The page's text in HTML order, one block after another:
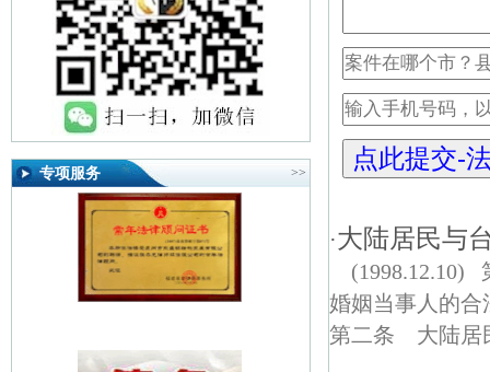
专项服务 >>
·大陆居民与
(1998.12.10)
婚姻当事人的
第二条 大陆居